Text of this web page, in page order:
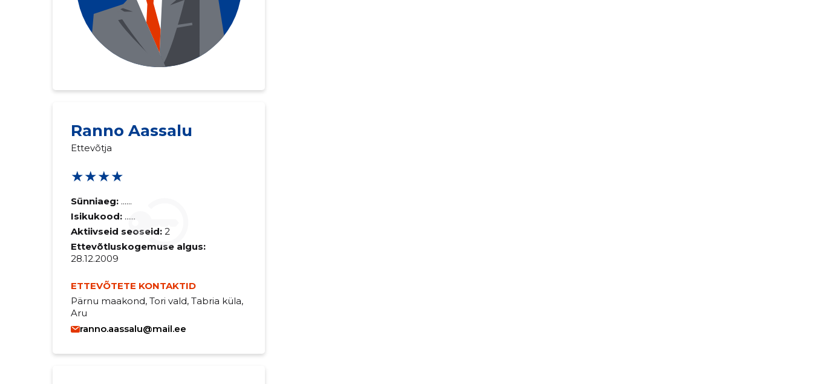
Ranno Aassalu
Ettevõtja
★★★★
Sünniaeg: ......
Isikukood: ......
Aktiivseid seoseid: 2
Ettevõtluskogemuse algus:
28.12.2009
ETTEVÕTETE KONTAKTID
Pärnu maakond, Tori vald, Tabria küla,
Aru
ranno.aassalu@mail.ee